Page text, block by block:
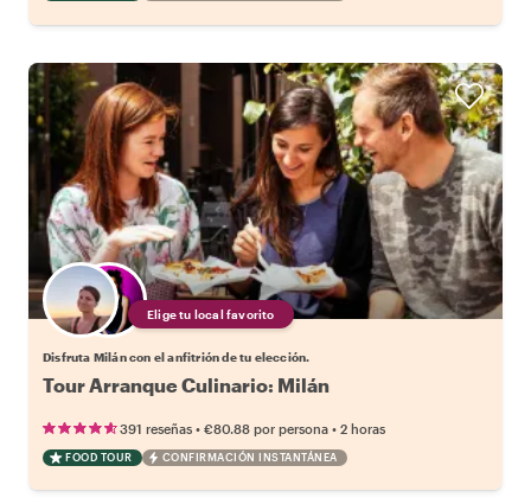
Elige tu local favorito
Disfruta Milán con el anfitrión de tu elección.
Tour Arranque Culinario: Milán
391 reseñas • €80.88 por persona • 2 horas
FOOD TOUR CONFIRMACIÓN INSTANTÁNEA